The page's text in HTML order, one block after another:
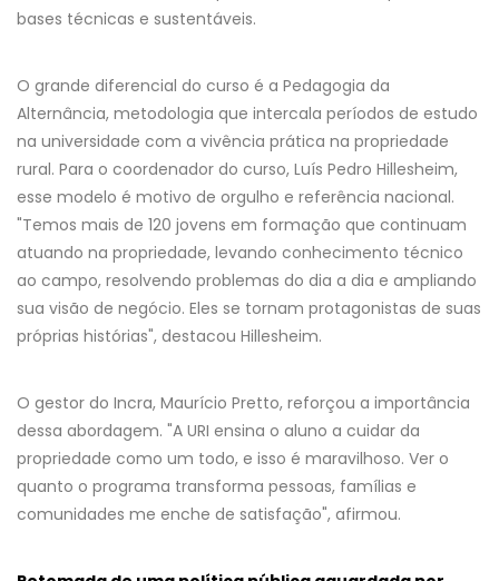
bases técnicas e sustentáveis.
O grande diferencial do curso é a Pedagogia da
Alternância, metodologia que intercala períodos de estudo
na universidade com a vivência prática na propriedade
rural. Para o coordenador do curso, Luís Pedro Hillesheim,
esse modelo é motivo de orgulho e referência nacional.
"Temos mais de 120 jovens em formação que continuam
atuando na propriedade, levando conhecimento técnico
ao campo, resolvendo problemas do dia a dia e ampliando
sua visão de negócio. Eles se tornam protagonistas de suas
próprias histórias", destacou Hillesheim.
O gestor do Incra, Maurício Pretto, reforçou a importância
dessa abordagem. "A URI ensina o aluno a cuidar da
propriedade como um todo, e isso é maravilhoso. Ver o
quanto o programa transforma pessoas, famílias e
comunidades me enche de satisfação", afirmou.